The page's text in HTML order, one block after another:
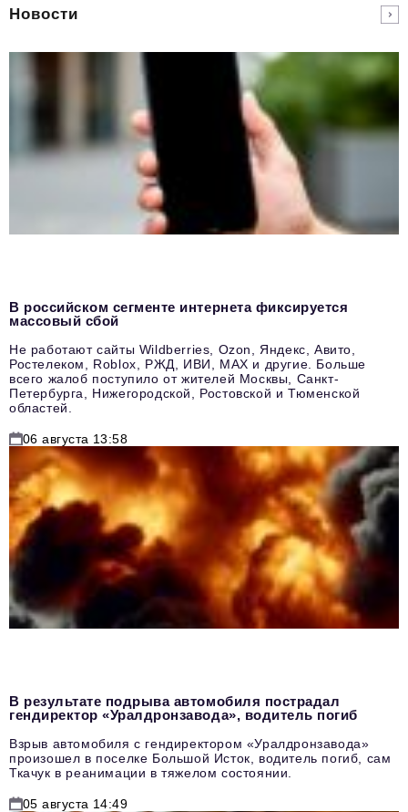
Новости
В российском сегменте интернета фиксируется
массовый сбой
Не работают сайты Wildberries, Ozon, Яндекс, Авито,
Ростелеком, Roblox, РЖД, ИВИ, MAX и другие. Больше
всего жалоб поступило от жителей Москвы, Санкт-
Петербурга, Нижегородской, Ростовской и Тюменской
областей.
06 августа 13:58
В результате подрыва автомобиля пострадал
гендиректор «Уралдронзавода», водитель погиб
Взрыв автомобиля с гендиректором «Уралдронзавода»
произошел в поселке Большой Исток, водитель погиб, сам
Ткачук в реанимации в тяжелом состоянии.
05 августа 14:49